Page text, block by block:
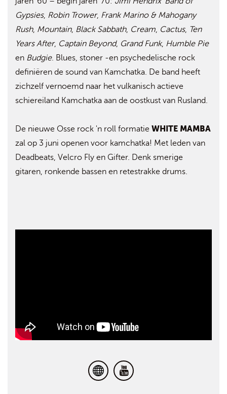
Gypsies, Robin Trower, Frank Marino & Mahogany
Rush, Mountain, Black Sabbath, Cream, Cactus, Ten
Years After, Captain Beyond, Grand Funk, Humble Pie
en Budgie. Blues, stoner -en psychedelische rock
definiëren de sound van Kamchatka. De band heeft
zichzelf vernoemd naar het vulkanisch actieve
schiereiland Kamchatka aan de oostkust van Rusland.
De nieuwe Osse rock 'n roll formatie WHITE MAMBA
zal op 3 juni openen voor kamchatka! Met leden van
Deadbeats, Velcro Fly en Gifter. Denk smerige
gitaren, ronkende bassen en retestrakke drums.